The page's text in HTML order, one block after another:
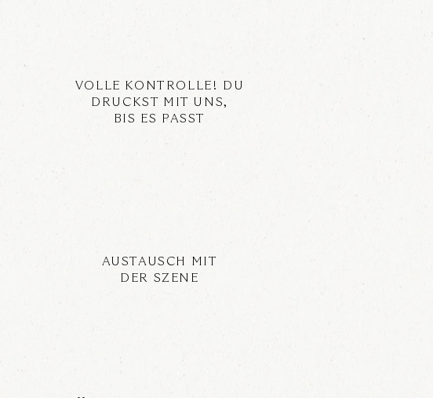
VOLLE KONTROLLE! DU
DRUCKST MIT UNS,
BIS ES PASST
AUSTAUSCH MIT
DER SZENE